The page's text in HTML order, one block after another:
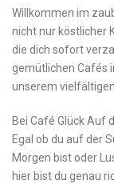
Willkommen im
nicht nur köstlicher⁤
die dich sofort
gemütlichen‌ Cafés
unserem
Bei Café Glück Auf
Egal ob du auf der
Morgen bist oder‌
‌hier bist du genau